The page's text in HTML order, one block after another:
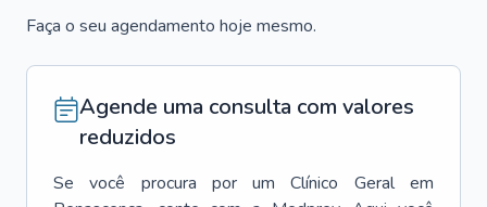
Faça o seu agendamento hoje mesmo.
Agende uma consulta com valores
reduzidos
Se você procura por um Clínico Geral
em